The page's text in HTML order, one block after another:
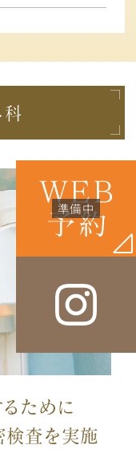
ために
検査を実施